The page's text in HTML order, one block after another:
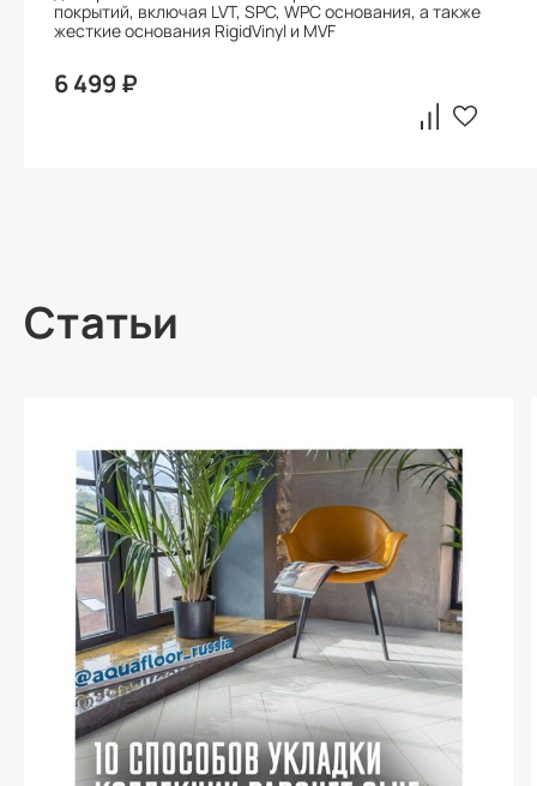
покрытий, включая LVT, SPC, WPC основания, а также
жесткие основания RigidVinyl и MVF
6 499 ₽
Статьи